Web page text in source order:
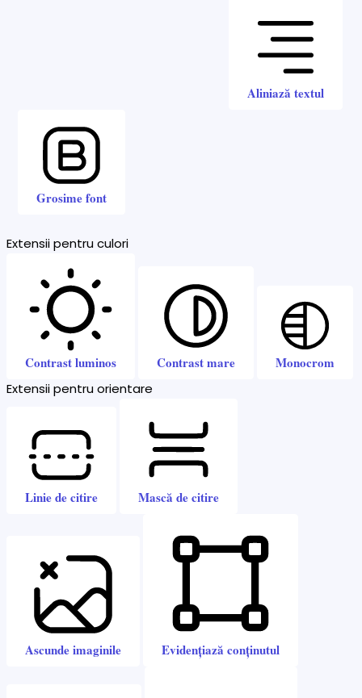
Aliniază textul
Grosime font
Extensii pentru culori
Contrast luminos Contrast mare Monocrom
Extensii pentru orientare
Linie de citire Mască de citire
Ascunde imaginile Evidențiază conținutul